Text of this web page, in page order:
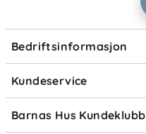
Bedriftsinformasjon
Størrelsesguider
Kundeservice
Ofte stilte spørsmål
Om Klarna
Barnas Hus Kundeklubb
Medlemsvilkår